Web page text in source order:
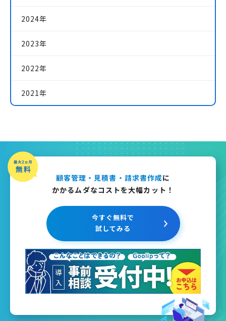
2024年
2023年
2022年
2021年
顧客管理・見積書・請求書作成に
かかるムダなコストを大幅カット！
今すぐ無料で
試してみる